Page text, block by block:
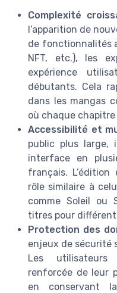
Complexité
l’apparition de
de fonctionnalités
NFT, etc.), les
expérience
débutants. Cela
dans les mangas
où chaque
Accessibilité et
public plus large,
interface en
français.
rôle similaire à
comme Soleil ou
titres pour
Protection des
enjeux de sécurité
Les
renforcée de leur
en conservant